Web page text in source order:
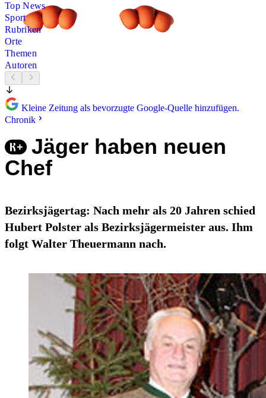
Top News
Sport
Rubriken
Orte
Themen
Autoren
Kleine Zeitung als bevorzugte Google-Quelle hinzufügen.
Chronik
Jäger haben neuen
Chef
Bezirksjägertag: Nach mehr als 20 Jahren schied
Hubert Polster als Bezirksjägermeister aus. Ihm
folgt Walter Theuermann nach.